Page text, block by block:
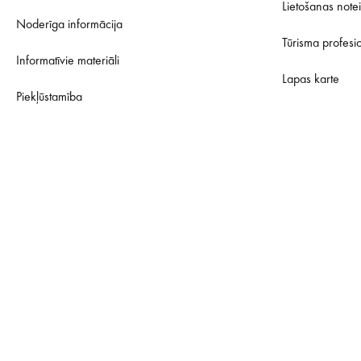
Noderīga informācija
Informatīvie materiāli
Piekļūstamība
Lietošanas
Tūrisma
Lapas karte